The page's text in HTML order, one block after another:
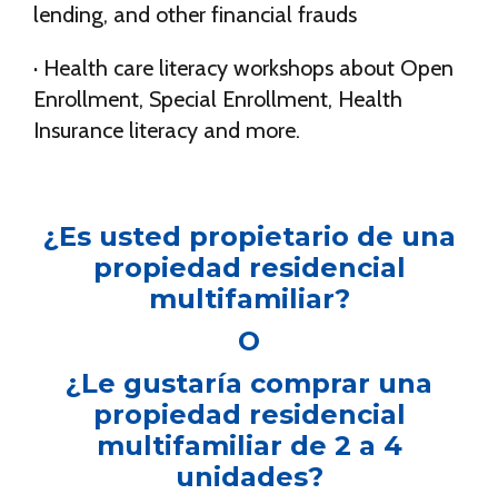
lending, and other financial frauds
· Health care literacy workshops about Open
Enrollment, Special Enrollment, Health
Insurance literacy and more.
¿Es usted propietario de una
propiedad residencial
multifamiliar?
O
¿Le gustaría comprar una
propiedad residencial
multifamiliar de 2 a 4
unidades?